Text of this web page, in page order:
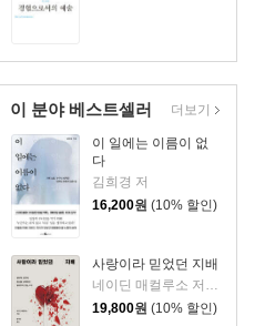
이 분야 베스트셀러
이 일에는 이름이 없
다
김희경 저
16,200원 (10% 할인)
사랑이라 믿었던 지배
네이딘 매컬루소 저/문가람 역
19,800원 (10% 할인)
더보기